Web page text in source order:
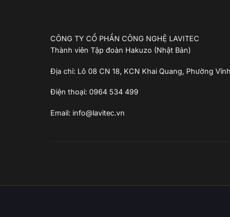
CÔNG TY CỔ PHẦN CÔNG NGHỆ LAVITEC
Thành viên Tập đoàn Hakuzo (Nhật Bản)
Địa chỉ: Lô 08 CN 18, KCN Khai Quang, Phường
Điện thoại: 0964 534 499
Email: info@lavitec.vn